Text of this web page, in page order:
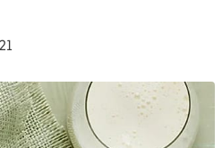
har 21 kommentarer
21